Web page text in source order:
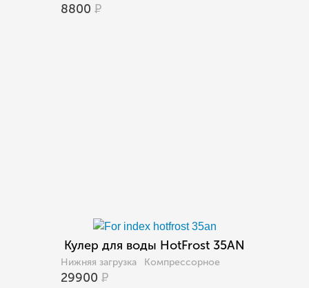
8800 Р
Кулер для воды HotFrost 35AN
Нижняя загрузка Компрессорное
29900 Р